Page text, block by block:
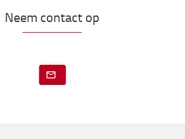
Neem contact op